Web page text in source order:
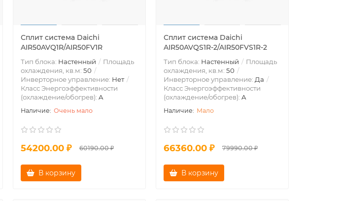
Сплит система Daichi
AIR50AVQ1R/AIR50FV1R
Тип блока: Настенный
Площадь
охлаждения, кв.м: 50
Инверторное управление: Нет
Класс Энергоэффективности
(охлаждение/обогрев): A
Очень мало
54200.00 ₽ 60190.00 ₽
В корзину
Сплит система Daichi
AIR50AVQS1R-2/AIR50FVS1R-2
Тип блока: Настенный
Площадь
охлаждения, кв.м: 50
Инверторное управление: Да
Класс Энергоэффективности
(охлаждение/обогрев): A
Мало
66360.00 ₽ 79990.00 ₽
В корзину